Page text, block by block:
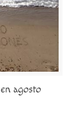
agosto